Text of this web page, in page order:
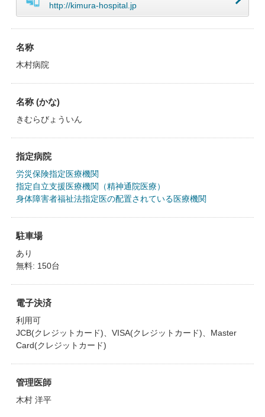
http://kimura-hospital.jp
名称
木村病院
名称 (かな)
きむらびょういん
指定病院
労災保険指定医療機関
指定自立支援医療機関（精神通院医療）
身体障害者福祉法指定医の配置されている医療機関
駐車場
あり
無料: 150台
電子決済
利用可
JCB(クレジットカード)、VISA(クレジットカード)、Master
Card(クレジットカード)
管理医師
木村 洋平